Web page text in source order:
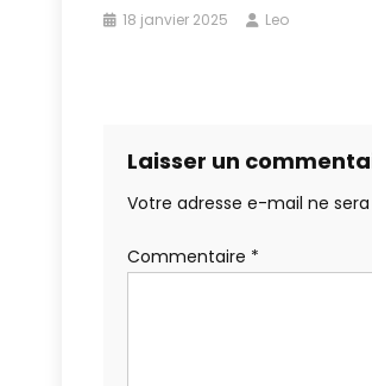
18 janvier 2025 Leo
Laisser un
Votre adresse e-mail ne
Commentaire *